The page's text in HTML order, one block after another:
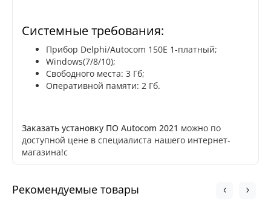
Системные требования:
Прибор Delphi/Autocom 150E 1-платный;
Windows(7/8/10);
Свободного места: 3 Гб;
Оперативной памяти: 2 Гб.
Заказать установку ПО Autocom 2021 можно по
доступной цене в специалиста нашего интернет-
магазина!с
Рекомендуемые товары